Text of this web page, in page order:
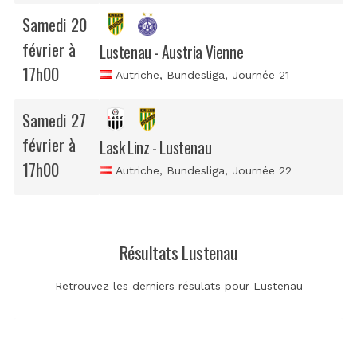
Samedi 20
février à
17h00
Lustenau - Austria Vienne
Autriche, Bundesliga, Journée 21
Samedi 27
février à
17h00
Lask Linz - Lustenau
Autriche, Bundesliga, Journée 22
Résultats Lustenau
Retrouvez les derniers résulats pour Lustenau